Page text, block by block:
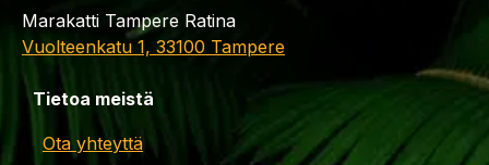
Marakatti Tampere Ratina
Vuolteenkatu 1, 33100 Tampere
Tietoa meistä
Ota yhteyttä